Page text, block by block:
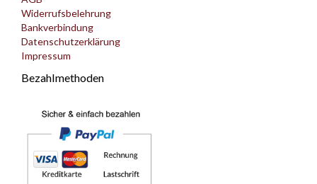
Widerrufsbelehrung
Bankverbindung
Datenschutzerklärung
Impressum
Bezahlmethoden